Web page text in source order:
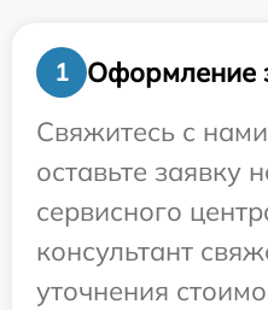
1
Оформление
Свяжитесь с
оставьте заявку
сервисного
консультант
уточнения